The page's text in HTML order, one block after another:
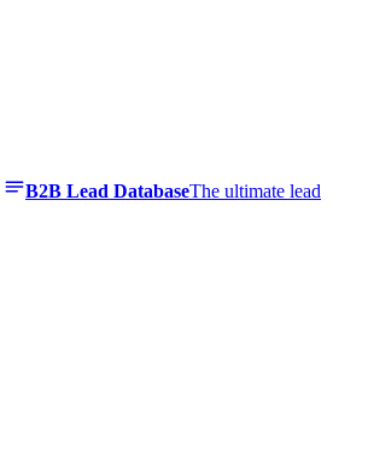
B2B Lead DatabaseThe ultimate lead